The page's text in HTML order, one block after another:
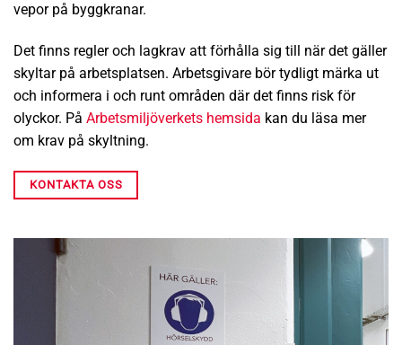
vepor på byggkranar.
Det finns regler och lagkrav att förhålla sig till när det gäller
skyltar på arbetsplatsen. Arbetsgivare bör tydligt märka ut
och informera i och runt områden där det finns risk för
olyckor. På Arbetsmiljöverkets hemsida kan du läsa mer
om krav på skyltning.
KONTAKTA OSS